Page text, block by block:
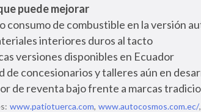
puede mejorar
consumo de combustible en la versión
interiores duros al tacto
versiones disponibles en Ecuador
de concesionarios y talleres aún en
de reventa bajo frente a marcas
www.patiotuerca.com, www.autocosmos.com.ec/,